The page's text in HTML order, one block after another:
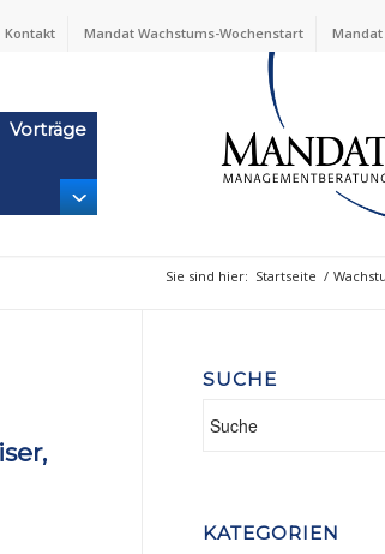
Kontakt Mandat Wachstums-Wochenstart
Vorträge
Sie sind hier: Startseite /
SUCHE
KATEGORIEN